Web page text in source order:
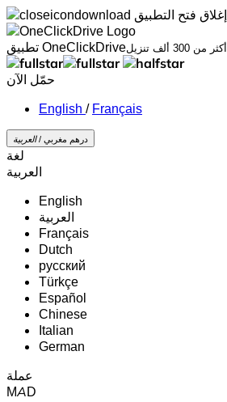
إغلاق فتح التطبيق
تطبيق OneClickDrive
أكثر من 300 ألف تنزيل
حمّل الآن
/ Français
درهم مغربي /‏العربية‏
لغة
‏العربية‏
English
‏العربية‏
Français
Dutch
русский
Türkçe
Español
Chinese
Italian
German
عملة
MAD